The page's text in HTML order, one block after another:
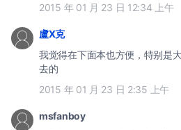
2015 年 01 月 23 日 12:34 上午
盧X克
我觉得在下面本也方便，特别是
去的
2015 年 01 月 23 日 2:35 上午
msfanboy